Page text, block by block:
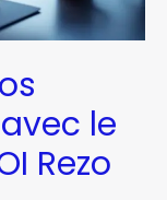
le
Rezo